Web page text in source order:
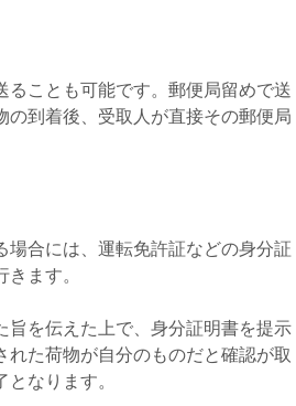
ことも可能です。郵便局留めで送
の到着後、受取人が直接その郵便局
場合には、運転免許証などの身分証
ます。
旨を伝えた上で、身分証明書を提示
れた荷物が自分のものだと確認が取
なります。